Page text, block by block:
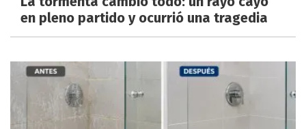
en pleno partido y ocurrió una tragedia